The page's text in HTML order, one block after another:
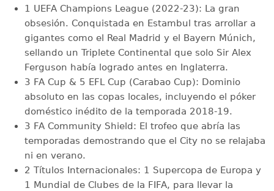
1 UEFA Champions League (2022-23): La gran
obsesión. Conquistada en Estambul tras arrollar a
gigantes como el Real Madrid y el Bayern Múnich,
sellando un Triplete Continental que solo Sir Alex
Ferguson había logrado antes en Inglaterra.
3 FA Cup & 5 EFL Cup (Carabao Cup): Dominio
absoluto en las copas locales, incluyendo el póker
doméstico inédito de la temporada 2018-19.
3 FA Community Shield: El trofeo que abría las
temporadas demostrando que el City no se relajaba
ni en verano.
2 Títulos Internacionales: 1 Supercopa de Europa y
1 Mundial de Clubes de la FIFA, para llevar la